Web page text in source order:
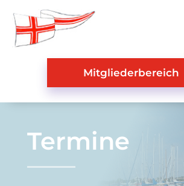
Mitgliederbereich
Termine